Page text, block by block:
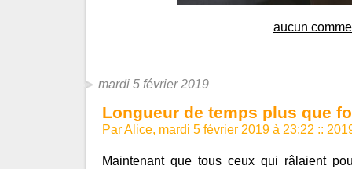
aucun
mardi 5 février 2019
Longueur de temps plus que
Par Alice, mardi 5 février 2019 à 23:22 ::
Maintenant que tous ceux qui râlaient